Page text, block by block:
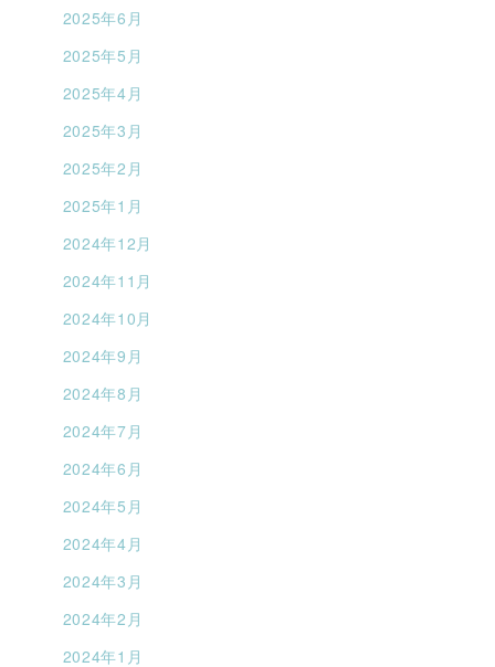
2025年6月
2025年5月
2025年4月
2025年3月
2025年2月
2025年1月
2024年12月
2024年11月
2024年10月
2024年9月
2024年8月
2024年7月
2024年6月
2024年5月
2024年4月
2024年3月
2024年2月
2024年1月